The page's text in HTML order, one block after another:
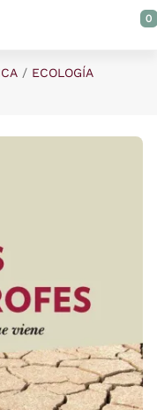
0
ECOLOGÍA